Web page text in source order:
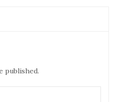
published.